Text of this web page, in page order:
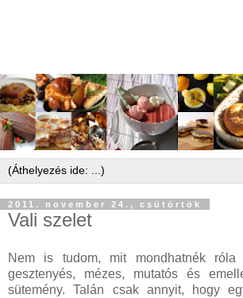
2011. november 24., csütörtök
Vali szelet
Nem is tudom, mit mondhatnék
gesztenyés, mézes, mutatós és
sütemény. Talán csak annyit, hogy